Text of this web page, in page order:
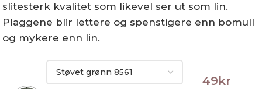
slitesterk kvalitet som likevel ser ut som lin.
Plaggene blir lettere og spenstigere enn bomull
og mykere enn lin.
49kr